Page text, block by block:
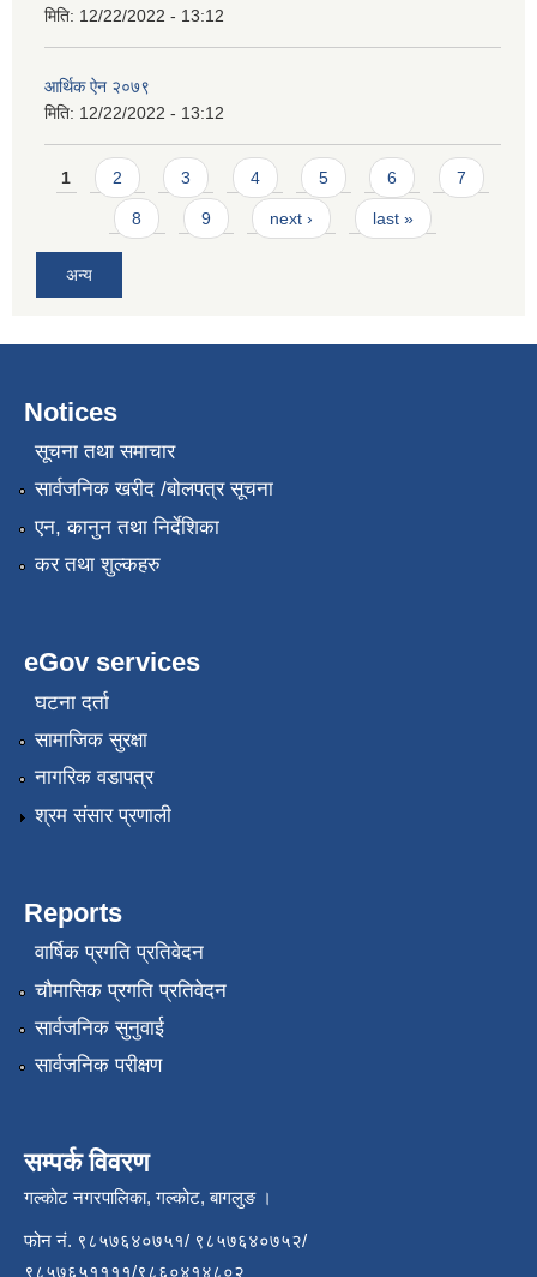
मिति: 12/22/2022 - 13:12
आर्थिक ऐन २०७९
मिति: 12/22/2022 - 13:12
Pages
1 2 3 4 5 6 7
8 9 next › last »
अन्य
Notices
सूचना तथा समाचार
सार्वजनिक खरीद /बोलपत्र सूचना
एन, कानुन तथा निर्देशिका
कर तथा शुल्कहरु
eGov services
घटना दर्ता
सामाजिक सुरक्षा
नागरिक वडापत्र
श्रम संसार प्रणाली
Reports
वार्षिक प्रगति प्रतिवेदन
चौमासिक प्रगति प्रतिवेदन
सार्वजनिक सुनुवाई
सार्वजनिक परीक्षण
सम्पर्क विवरण
गल्कोट नगरपालिका, गल्कोट, बागलुङ ।
फोन नं. ९८५७६४०७५१/ ९८५७६४०७५२/
९८५७६५११११/९८६०४१४८०२